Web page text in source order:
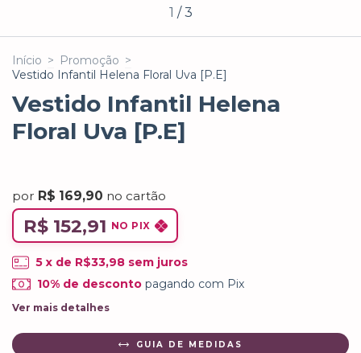
1 / 3
Início > Promoção >
Vestido Infantil Helena Floral Uva [P.E]
Vestido Infantil Helena
Floral Uva [P.E]
por R$ 169,90 no cartão
R$ 152,91 NO PIX
5 x de R$33,98 sem juros
10% de desconto pagando com Pix
Ver mais detalhes
GUIA DE MEDIDAS